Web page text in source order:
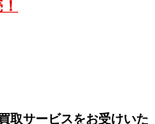
取サービスをお受けいた